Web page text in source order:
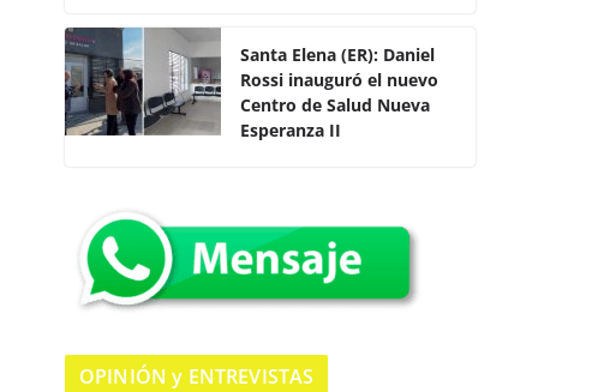
c
e
b
o
k
itt
er s
A
p
p
ar
Santa Elena (ER): Daniel
Rossi inauguró el nuevo
Centro de Salud Nueva
Esperanza II
OPINIÓN y ENTREVISTAS